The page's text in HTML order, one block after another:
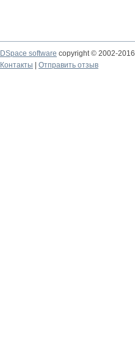
DSpace software copyright © 2002-2016
Контакты
Отправить отзыв